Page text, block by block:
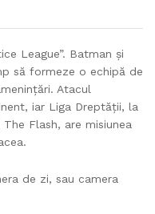
League”. Batman şi
să formeze o echipă de
Atacul
iar Liga Dreptăţii, la
Flash, are misiunea
de zi, sau camera